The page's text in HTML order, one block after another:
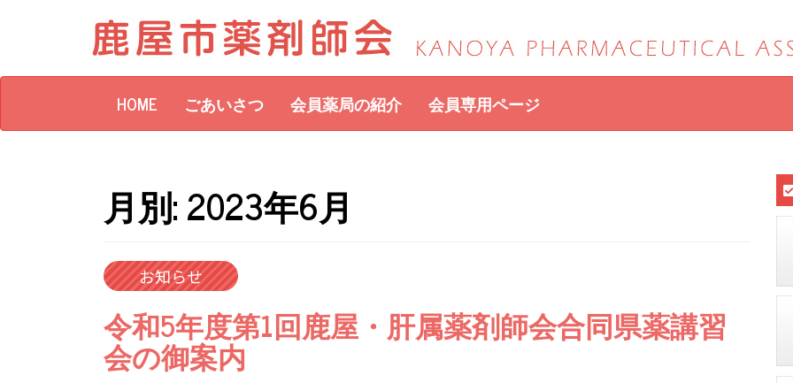
content
HOME ごあいさつ 会員薬局の紹介 会員専用ページ
月別: 2023年6月
お知らせ
令和5年度第1回鹿屋・肝属薬剤師会合同県薬講習
会の御案内